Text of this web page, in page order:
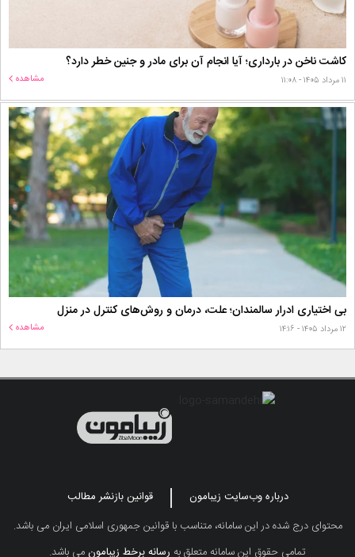
کاشت ناخن در بارداری؛ آیا انجام آن برای مادر و جنین خطر دارد؟
۱۱ مرداد ۱۴۰۵ - ۱۱:۰۸ مشاهده
بی اختیاری ادرار سالمندان؛ علت، درمان و روش‌های کنترل در منزل
۱۲ مرداد ۱۴۰۵ - ۱۴:۱۶ مشاهده
درباره وب‌سایت زیبامون
قوانین بازنشر مطالب
محتوای درج شده در این سامانه، متناسب با قوانین جمهوری اسلامی ایران می باشد.
تمامی حقوق این سامانه متعلق به رسانه برخط زیبامونمی باشد.